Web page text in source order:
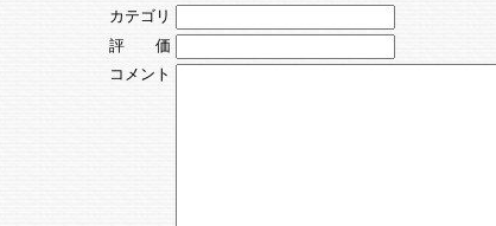
カテゴリ
評 価
コメント